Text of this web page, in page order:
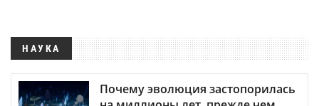
НАУКА
Почему эволюция застопорилась